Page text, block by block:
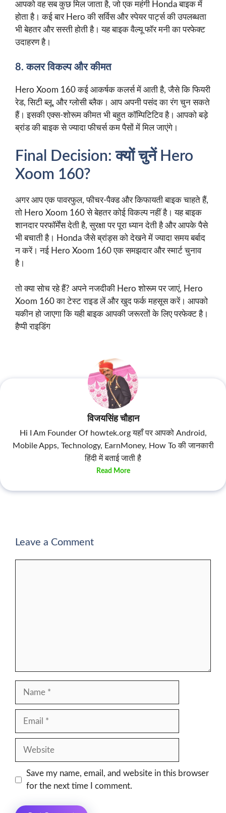
आपको वह सब कुछ मिल जाता है, जो एक महंगी Honda बाइक में
होता है। कई बार Hero की सर्विस और स्पेयर पार्ट्स की उपलब्धता
भी बेहतर और सस्ती होती है। यह बाइक वैल्यू फॉर मनी का परफेक्ट
उदाहरण है।
8. कलर विकल्प और कीमत
Hero Xoom 160 कई आकर्षक कलर्स में आती है, जैसे कि फियरी
रेड, सिटी ब्लू, और ग्लोसी ब्लैक। आप अपनी पसंद का रंग चुन सकते
हैं। इसकी एक्स-शोरूम कीमत भी बहुत कॉम्पिटिटिव है। आपको बड़े
ब्रांड की बाइक से ज्यादा फीचर्स कम पैसों में मिल जाएंगे।
Final Decision: क्यों चुनें Hero
Xoom 160?
अगर आप एक पावरफुल, फीचर-पैक्ड और किफायती बाइक चाहते हैं,
तो Hero Xoom 160 से बेहतर कोई विकल्प नहीं है। यह बाइक
शानदार परफॉर्मेंस देती है, सुरक्षा पर पूरा ध्यान देती है और आपके पैसे
भी बचाती है। Honda जैसे ब्रांड्स को देखने में ज्यादा समय बर्बाद
न करें। नई Hero Xoom 160 एक समझदार और स्मार्ट चुनाव
है।
तो क्या सोच रहे हैं? अपने नजदीकी Hero शोरूम पर जाएं, Hero
Xoom 160 का टेस्ट राइड लें और खुद फर्क महसूस करें। आपको
यकीन हो जाएगा कि यही बाइक आपकी जरूरतों के लिए परफेक्ट है।
हैप्पी राइडिंग
विजयसिंह चौहान
Hi I Am Founder Of howtek.org यहाँ पर आपको Android,
Mobile Apps, Technology, EarnMoney, How To की जानकारी
हिंदी में बताई जाती है
Read More
Leave a Comment
Name
Email
Website
Save my name, email, and website in this browser
for the next time I comment.